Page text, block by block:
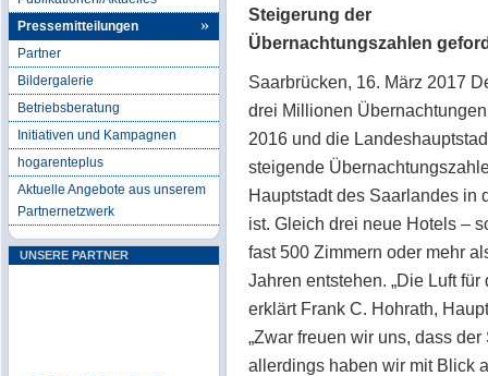
Pressemitteilungen
Partner
Bildergalerie
Betriebsberatung
Initiativen und Kampagnen
hogarenteplus
Aktuelle Angebote aus unserem
Partnernetzwerk
UNSERE PARTNER
Steigerung der
Übernachtungszahlen
Saarbrücken, 16. März 2017
drei Millionen
2016 und die
steigende
Hauptstadt des Saarlandes in
ist. Gleich drei neue Hotels –
fast 500 Zimmern oder mehr
Jahren entstehen. „Die Luft
erklärt Frank C. Hohrath,
„Zwar freuen wir uns, dass
allerdings haben wir mit Blick